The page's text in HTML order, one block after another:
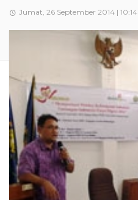
Jumat, 26 September 2014 | 10:14